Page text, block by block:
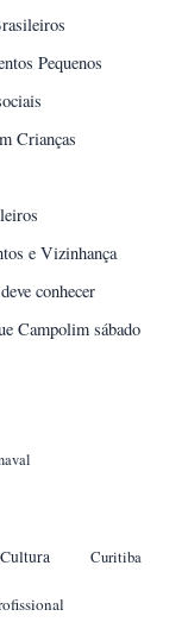
Pequenos
Crianças
e Vizinhança
conhecer
Campolim sábado
Cultura Curitiba